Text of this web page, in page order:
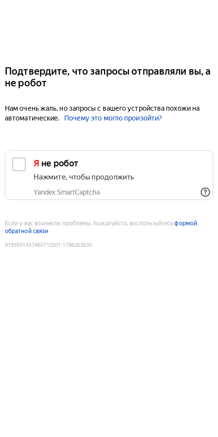
Подтвердите, что запросы отправляли вы, а
не робот
Нам очень жаль, но запросы с вашего устройства похожи на
автоматические.
Почему это могло произойти?
Я не робот
Нажмите, чтобы продолжить
Yandex SmartCaptcha
Если у вас возникли проблемы, пожалуйста, воспользуйтесьформой
обратной связи
9193591457460712501 :1786262630